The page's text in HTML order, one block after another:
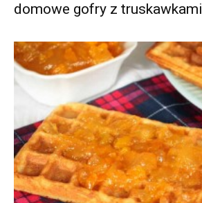
domowe gofry z truskawkami